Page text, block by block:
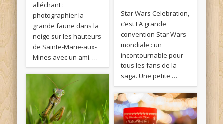
Star Wars Celebration,
c’est LA grande
convention Star Wars
mondiale : un
incontournable pour
tous les fans de la
saga. Une petite …
alléchant :
photographier la
grande faune dans la
neige sur les hauteurs
de Sainte-Marie-aux-
Mines avec un ami. …